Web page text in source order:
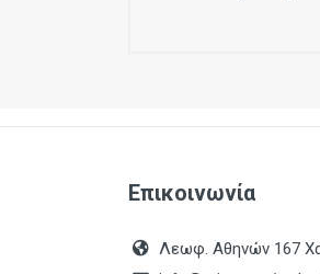
Επικοινωνία
Λεωφ. Αθηνών 167